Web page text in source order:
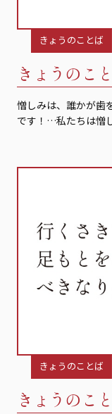
きょうのことば
きょうのこ
憎しみは、誰かが歯
です！…私たちは憎
きょうのことば
きょうのこ